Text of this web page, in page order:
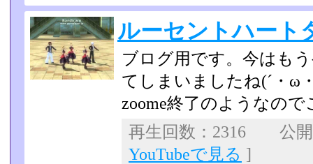
ルーセントハー
ブログ用です。今はも
てしまいましたね(´・ω
zoome終了のようなの
再生回数：2316 公
YouTubeで見る ]